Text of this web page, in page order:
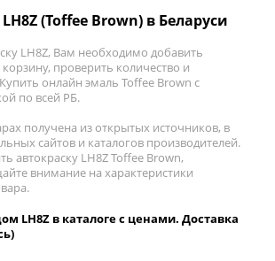
(Toffee Brown) в Беларуси
LH8Z, Вам необходимо добавить
проверить количество и
онлайн эмаль Toffee Brown с
по всей РБ.
получена из открытых источников, в
сайтов и каталогов производителей.
автокраску LH8Z Toffee Brown,
внимание на характеристики
LH8Z в каталоге с ценами. Доставка